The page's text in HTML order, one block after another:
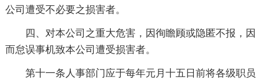
公司遭受不必要之损害者。
四、对本公司之重大危害，因徇瞻顾或隐匿不报，因
而怠误事机致本公司遭受损害者。
第十一条人事部门应于每年元月十五日前将各级职员